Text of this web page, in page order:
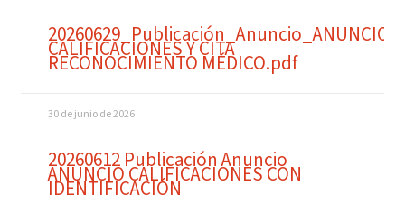
20260629_Publicación_Anuncio_ANUNCIO
CALIFICACIONES Y CITA
RECONOCIMIENTO MÉDICO.pdf
30 de junio de 2026
20260612 Publicación Anuncio
ANUNCIO CALIFICACIONES CON
IDENTIFICACIÓN